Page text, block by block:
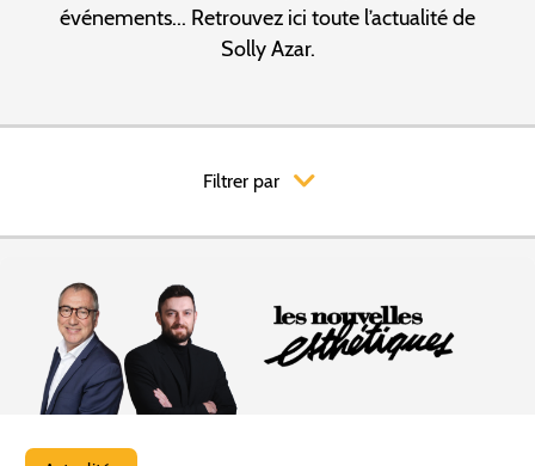
événements... Retrouvez ici toute l’actualité de
Solly Azar.
Filtrer par